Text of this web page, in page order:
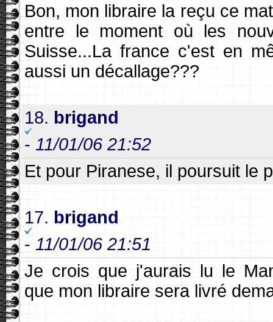
Bon, mon libraire la reçu ce
entre le moment où les
Suisse...La france c'est en
aussi un décallage???
18. brigand
- 11/01/06 21:52
Et pour Piranese, il poursuit le
17. brigand
-11/01/06 21:51
Je crois que j'aurais lu le
que mon libraire sera livré